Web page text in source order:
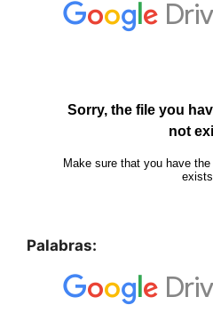
Palabras: